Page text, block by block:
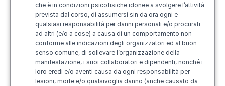
che è in condizioni psicofisiche idonee a svolgere l’attività
prevista dal corso, di assumersi sin da ora ogni e
qualsiasi responsabilità per danni personali e/o procurati
ad altri (e/o a cose) a causa di un comportamento non
conforme alle indicazioni degli organizzatori ed al buon
senso comune, di sollevare l’organizzazione della
manifestazione, i suoi collaboratori e dipendenti, nonché i
loro eredi e/o aventi causa da ogni responsabilità per
lesioni, morte e/o qualsivoglia danno (anche causato da